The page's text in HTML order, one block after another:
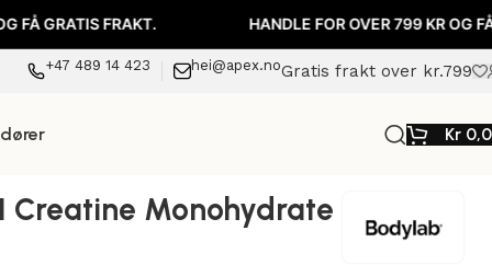
FRAKT. HANDLE FOR OVER 799 KR OG FÅ
+47 489 14 423 hei@apex.noGratis frakt over kr.799
Kr
Creatine Monohydrate